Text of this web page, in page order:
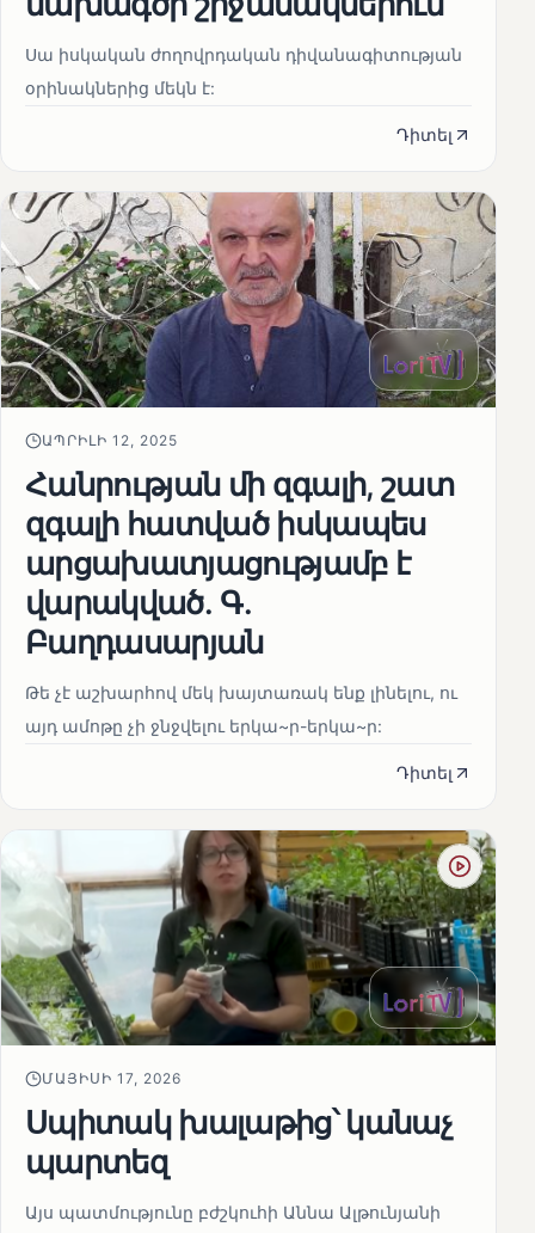
Սա իսկական ժողովրդական դիվանագիտության
օրինակներից մեկն է:
Դիտել
ԱՊՐԻԼԻ 12, 2025
Հանրության մի զգալի, շատ
զգալի հատված իսկապես
արցախատյացությամբ է
վարակված․ Գ․
Բաղդասարյան
Թե չէ աշխարհով մեկ խայտառակ ենք լինելու, ու
այդ ամոթը չի ջնջվելու երկա~ր-երկա~ր:
Դիտել
ՄԱՅԻՍԻ 17, 2026
Սպիտակ խալաթից՝ կանաչ
պարտեզ
Այս պատմությունը բժշկուհի Աննա Ալթունյանի